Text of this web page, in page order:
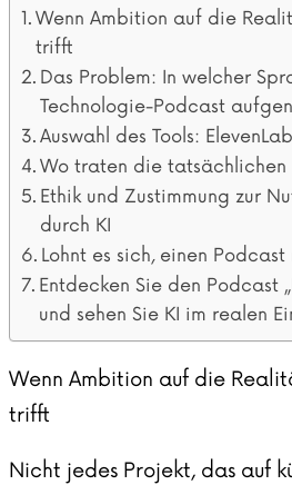
Wenn Ambition auf die
trifft
Das Problem: In welcher
Technologie-Podcast
Auswahl des Tools:
Wo traten die tatsächlichen
Ethik und Zustimmung zur
durch KI
Lohnt es sich, einen
Entdecken Sie den Podcast
und sehen Sie KI im realen
Wenn Ambition auf die
trifft
Nicht jedes Projekt, das auf